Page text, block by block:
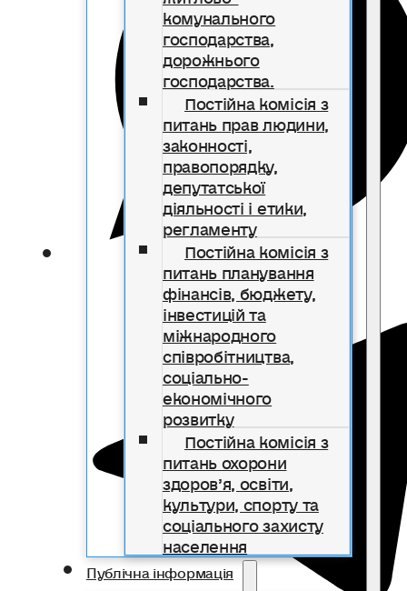
комунального
господарства,
дорожнього
господарства.
Постійна комісія з
питань прав людини,
законності,
правопорядку,
депутатської
діяльності і етики,
регламенту
Постійна комісія з
питань планування
фінансів, бюджету,
інвестицій та
міжнародного
співробітництва,
соціально-
економічного
розвитку
Постійна комісія з
питань охорони
здоров’я, освіти,
культури, спорту та
соціального захисту
населення
Публічна інформація